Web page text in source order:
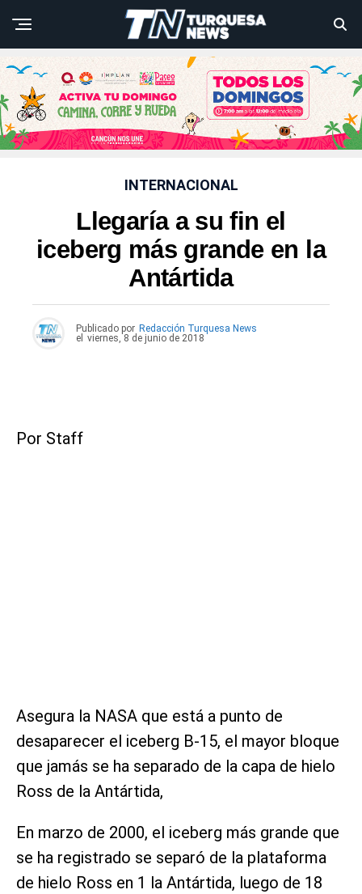
INTERNACIONAL
Llegaría a su fin el
iceberg más grande en la
Antártida
Publicado por Redacción Turquesa News
el viernes, 8 de junio de 2018
Por Staff
Asegura la NASA que está a punto de
desaparecer el iceberg B-15, el mayor bloque
que jamás se ha separado de la capa de hielo
Ross de la Antártida,
En marzo de 2000, el iceberg más grande que
se ha registrado se separó de la plataforma
de hielo Ross en 1 la Antártida, luego de 18